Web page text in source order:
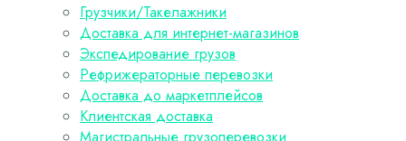
Грузчики/Такелажники
Доставка для интернет-магазинов
Экспедирование грузов
Рефрижераторные перевозки
Доставка до маркетплейсов
Клиентская доставка
Магистральные грузоперевозки